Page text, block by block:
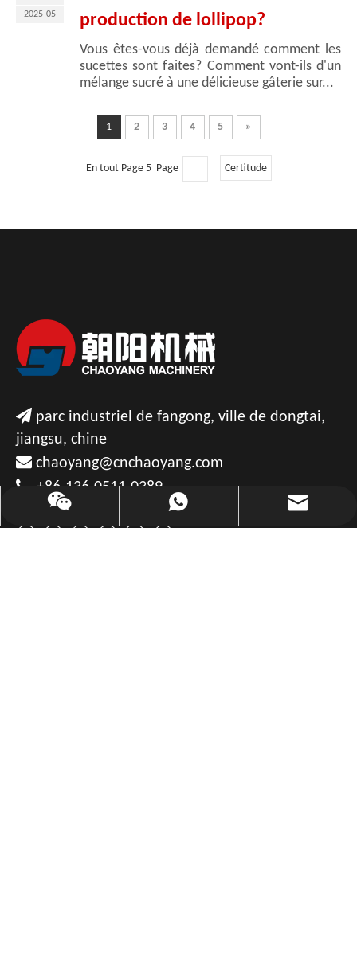
2025-05
production de lollipop?
Vous êtes-vous déjà demandé comment les
sucettes sont faites? Comment vont-ils d'un
mélange sucré à une délicieuse gâterie sur...
1 2 3 4 5 »
En tout Page 5 Page Certitude
 parc industriel de fangong, ville de dongtai,
jiangsu, chine
 chaoyang@cnchaoyang.com

+86-136-0511-0389
+86-136-0511-0389
chaoyang@cnchaoyang.com